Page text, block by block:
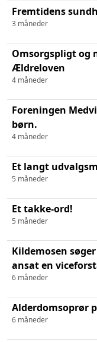
Fremtidens
3 måneder
Omsorgspligt og
Ældreloven
4 måneder
Foreningen
børn.
4 måneder
Et langt
5 måneder
Et takke-ord!
5 måneder
Kildemosen
ansat en
6 måneder
Alderdomsoprør
6 måneder